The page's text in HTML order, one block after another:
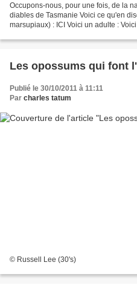
Occupons-nous, pour une fois, de la
diables de Tasmanie Voici ce qu'en
marsupiaux) : ICI Voici un adulte :
Les opossums qui font
Publié le 30/10/2011 à 11:11
Par charles tatum
© Russell Lee (30's)